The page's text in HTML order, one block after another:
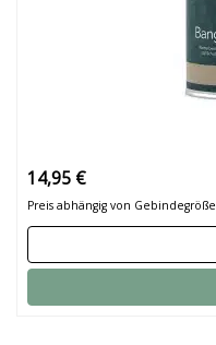
14,95 €
Preis abhängig von Gebindegröße